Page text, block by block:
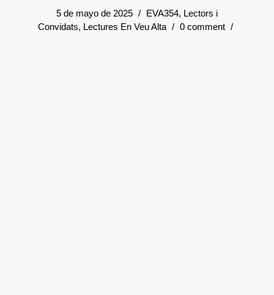
5 de mayo de 2025 / EVA354, Lectors i
Convidats, Lectures En Veu Alta / 0 comment /